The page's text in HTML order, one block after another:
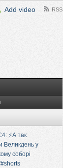
Add video RSS
⚡️А так
Великдень у
соборі